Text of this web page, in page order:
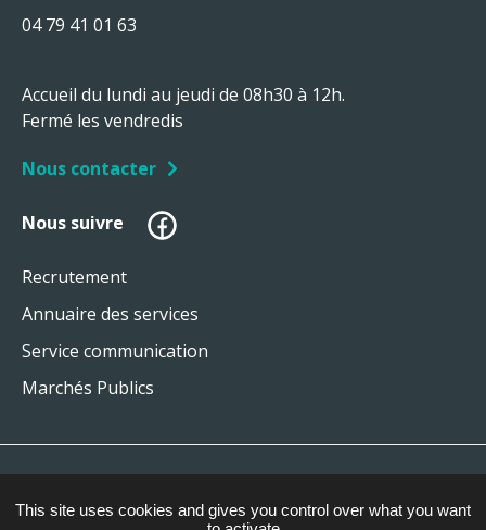
04 79 41 01 63
Accueil du lundi au jeudi de 08h30 à 12h.
Fermé les vendredis
Nous contacter
Nous suivre
Recrutement
Annuaire des services
Service communication
Marchés Publics
Mentions légales
This site uses cookies and gives you control over what you want